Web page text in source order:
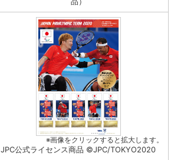
※画像をクリックすると拡大します。
JPC公式ライセンス商品 ©JPC/TOKYO2020